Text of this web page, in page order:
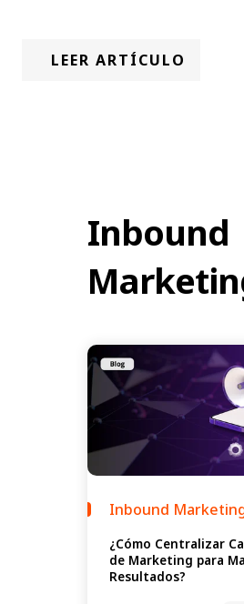
LEER ARTÍCULO
Inbound
Inbound
¿Cómo Centralizar
de Marketing para
Resultados?